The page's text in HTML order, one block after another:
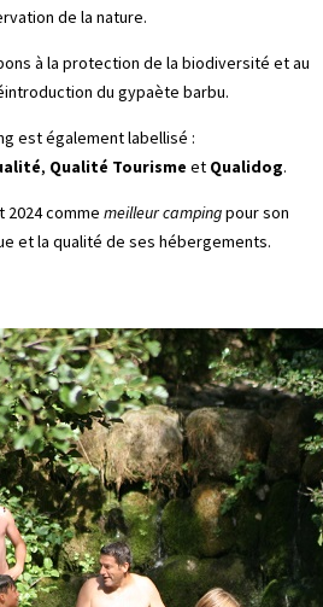
de la nature.
à la protection de la biodiversité et au
du gypaète barbu.
est également labellisé :
, Qualité Tourisme et Qualidog.
2024 comme meilleur campingpour son
et la qualité de ses hébergements.